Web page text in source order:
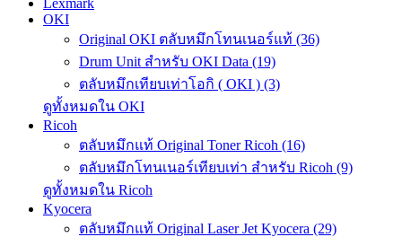
Lexmark
OKI
Original OKI ตลับหมึกโทนเนอร์แท้ (36)
Drum Unit สำหรับ OKI Data (19)
ตลับหมึกเทียบเท่าโอกิ ( OKI ) (3)
ดูทั้งหมดใน OKI
Ricoh
ตลับหมึกแท้ Original Toner Ricoh (16)
ตลับหมึกโทนเนอร์เทียบเท่า สำหรับ Ricoh (9)
ดูทั้งหมดใน Ricoh
Kyocera
ตลับหมึกแท้ Original Laser Jet Kyocera (29)